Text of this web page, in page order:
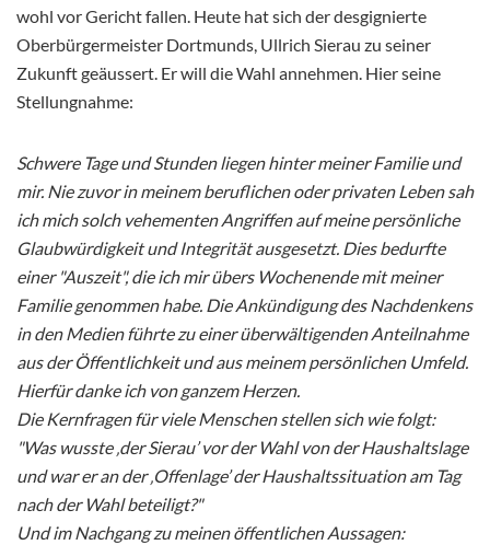
wohl vor Gericht fallen. Heute hat sich der desgignierte
Oberbürgermeister Dortmunds, Ullrich Sierau zu seiner
Zukunft geäussert. Er will die Wahl annehmen. Hier seine
Stellungnahme:
Schwere Tage und Stunden liegen hinter meiner Familie und
mir. Nie zuvor in meinem beruflichen oder privaten Leben sah
ich mich solch vehementen Angriffen auf meine persönliche
Glaubwürdigkeit und Integrität ausgesetzt. Dies bedurfte
einer "Auszeit", die ich mir übers Wochenende mit meiner
Familie genommen habe. Die Ankündigung des Nachdenkens
in den Medien führte zu einer überwältigenden Anteilnahme
aus der Öffentlichkeit und aus meinem persönlichen Umfeld.
Hierfür danke ich von ganzem Herzen.
Die Kernfragen für viele Menschen stellen sich wie folgt:
"Was wusste ‚der Sierau’ vor der Wahl von der Haushaltslage
und war er an der ‚Offenlage’ der Haushaltssituation am Tag
nach der Wahl beteiligt?"
Und im Nachgang zu meinen öffentlichen Aussagen: